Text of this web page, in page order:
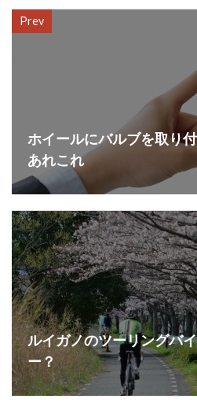
Prev
ホイールにバルブを取り
あれこれ
ルイガノのツーリングバ
ー？